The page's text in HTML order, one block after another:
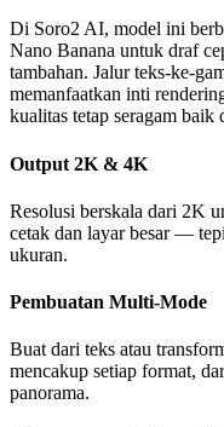
Di Soro2 AI, model ini
Nano Banana untuk draf
tambahan. Jalur teks-ke-
memanfaatkan inti
kualitas tetap seragam
Output 2K & 4K
Resolusi berskala dari 2K
cetak dan layar besar —
ukuran.
Pembuatan Multi-Mode
Buat dari teks atau
mencakup setiap format,
panorama.